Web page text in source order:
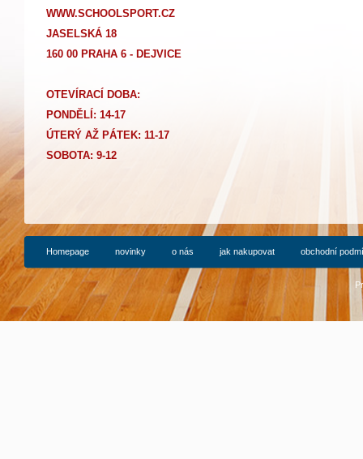
WWW.SCHOOLSPORT.CZ
JASELSKÁ 18
160 00 PRAHA 6 - DEJVICE
OTEVÍRACÍ DOBA:
PONDĚLÍ: 14-17
ÚTERÝ AŽ PÁTEK: 11-17
SOBOTA: 9-12
Homepage novinky o nás jak nakupovat obchodní